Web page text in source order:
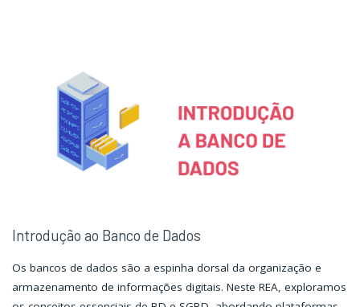
no
Android
Studio"
Android
Studio"
Introdução ao Banco de Dados
Os bancos de dados são a espinha dorsal da organização e
armazenamento de informações digitais. Neste REA, exploramos